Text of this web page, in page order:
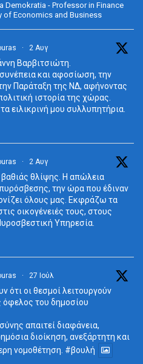
Demokratia - Professor in Finance
of Economics and Business
· 2 Αυγ
Βαρβιτσιώτη.
και αφοσίωση, την
Παράταξη της ΝΔ, αφήνοντας
ιστορία της χώρας.
ειλικρινή μου συλλυπητήρια.
· 2 Αυγ
βαθιάς θλίψης. Η απώλεια
την ώρα που έδιναν
όλους μας. Εκφράζω τα
οικογένειές τους, στους
Υπηρεσία.
· 27 Ιούλ
ότι οι θεσμοί λειτουργούν
όφελος του δημοσίου
απαιτεί διαφάνεια,
διοίκηση, ανεξάρτητη και
νομοθέτηση. #βουλή